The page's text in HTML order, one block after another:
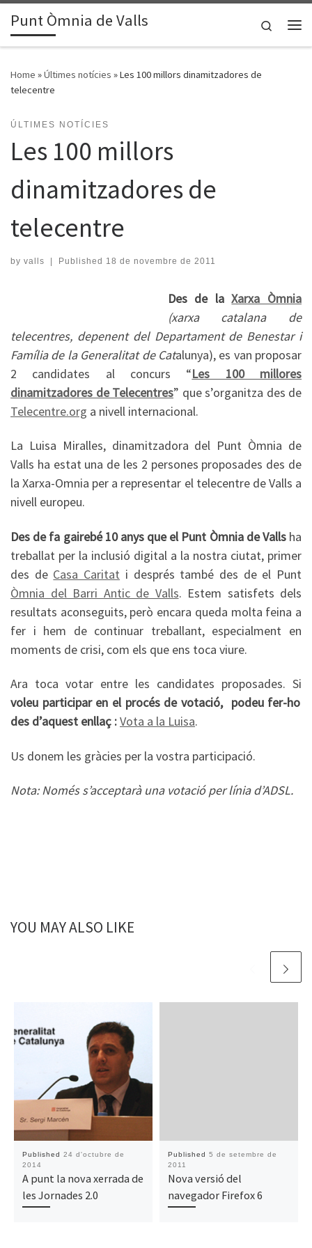
Skip to content
Punt Òmnia de Valls
Search
Home »Últimes notícies »Les 100 millors dinamitzadores de
telecentre
ÚLTIMES NOTÍCIES
Les 100 millors
dinamitzadores de
telecentre
by valls | Published 18 de novembre de 2011
Des de laXarxa Òmnia
(xarxa catalana de
telecentres, depenent del Departament de Benestar i
Família de la Generalitat de Catalunya), es van proposar
2 candidates al concurs “Les 100 millores
dinamitzadores de Telecentres” que s’organitza des de
Telecentre.org a nivell internacional.
La Luisa Miralles, dinamitzadora del Punt Òmnia de
Valls ha estat una de les 2 persones proposades des de
la Xarxa-Omnia per a representar el telecentre de Valls a
nivell europeu.
Des de fa gairebé 10 anys que el Punt Òmnia de Vallsha
treballat per la inclusió digital a la nostra ciutat, primer
des de Casa Caritat i després també des de el Punt
Òmnia del Barri Antic de Valls. Estem satisfets dels
resultats aconseguits, però encara queda molta feina a
fer i hem de continuar treballant, especialment en
moments de crisi, com els que ens toca viure.
Ara toca votar entre les candidates proposades. Si
voleu participar en el procés de votació, podeu fer-ho
des d’aquest enllaç :Vota a la Luisa.
Us donem les gràcies per la vostra participació.
Nota: Només s’acceptarà una votació per línia d’ADSL.
YOU MAY ALSO LIKE
Published 24 d'octubre de
2014
A punt la nova xerrada de
les Jornades 2.0
Published 5 de setembre de
2011
Nova versió del
navegador Firefox 6